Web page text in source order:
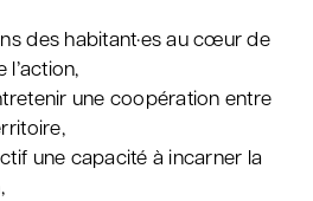
des habitant·es au cœur de
l’action,
une coopération entre
une capacité à incarner la